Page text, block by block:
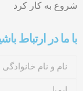
شروع به کار کرد
با ما در ارتباط